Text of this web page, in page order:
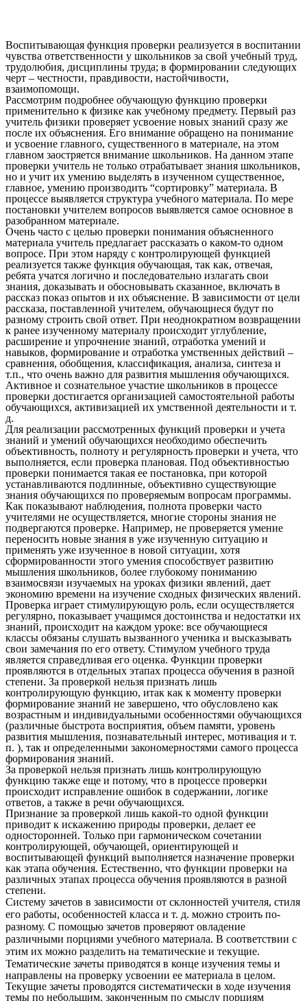
Воспитывающая функция проверки реализуется в воспитании
чувства ответственности у школьников за свой учебный труд,
трудолюбия, дисциплины труда; в формировании следующих
черт – честности, правдивости, настойчивости,
взаимопомощи.
Рассмотрим подробнее обучающую функцию проверки
применительно к физике как учебному предмету. Первый раз
учитель физики проверяет усвоение новых знаний сразу же
после их объяснения. Его внимание обращено на понимание
и усвоение главного, существенного в материале, на этом
главном заостряется внимание школьников. На данном этапе
проверки учитель не только отрабатывает знания школьников,
но и учит их умению выделять в изученном существенное,
главное, умению производить “сортировку” материала. В
процессе выявляется структура учебного материала. По мере
постановки учителем вопросов выявляется самое основное в
разобранном материале.
Очень часто с целью проверки понимания объясненного
материала учитель предлагает рассказать о каком-то одном
вопросе. При этом наряду с контролирующей функцией
реализуется также функция обучающая, так как, отвечая,
ребята учатся логично и последовательно излагать свои
знания, доказывать и обосновывать сказанное, включать в
рассказ показ опытов и их объяснение. В зависимости от цели
рассказа, поставленной учителем, обучающиеся будут по
разному строить свой ответ. При неоднократном возвращении
к ранее изученному материалу происходит углубление,
расширение и упрочнение знаний, отработка умений и
навыков, формирование и отработка умственных действий –
сравнения, обобщения, классификация, анализа, синтеза и
т.п., что очень важно для развития мышления обучающихся.
Активное и сознательное участие школьников в процессе
проверки достигается организацией самостоятельной работы
обучающихся, активизацией их умственной деятельности и т.
д.
Для реализации рассмотренных функций проверки и учета
знаний и умений обучающихся необходимо обеспечить
объективность, полноту и регулярность проверки и учета, что
выполняется, если проверка плановая. Под объективностью
проверки понимается такая ее постановка, при которой
устанавливаются подлинные, объективно существующие
знания обучающихся по проверяемым вопросам программы.
Как показывают наблюдения, полнота проверки часто
учителями не осуществляется, многие стороны знания не
подвергаются проверке. Например, не проверяется умение
переносить новые знания в уже изученную ситуацию и
применять уже изученное в новой ситуации, хотя
сформированности этого умения способствует развитию
мышления школьников, более глубокому пониманию
взаимосвязи изучаемых на уроках физики явлений, дает
экономию времени на изучение сходных физических явлений.
Проверка играет стимулирующую роль, если осуществляется
регулярно, показывает учащимся достоинства и недостатки их
знаний, происходит на каждом уроке: все обучающиеся
классы обязаны слушать вызванного ученика и высказывать
свои замечания по его ответу. Стимулом учебного труда
является справедливая его оценка. Функции проверки
проявляются в отдельных этапах процесса обучения в разной
степени. За проверкой нельзя признать лишь
контролирующую функцию, итак как к моменту проверки
формирование знаний не завершено, что обусловлено как
возрастным и индивидуальными особенностями обучающихся
(различные быстрота восприятия, объем памяти, уровень
развития мышления, познавательный интерес, мотивация и т.
п. ), так и определенными закономерностями самого процесса
формирования знаний.
За проверкой нельзя признать лишь контролирующую
функцию также еще и потому, что в процессе проверки
происходит исправление ошибок в содержании, логике
ответов, а также в речи обучающихся.
Признание за проверкой лишь какой-то одной функции
приводит к искажению природы проверки, делает ее
односторонней. Только при гармоническом сочетании
контролирующей, обучающей, ориентирующей и
воспитывающей функций выполняется назначение проверки
как этапа обучения. Естественно, что функции проверки на
различных этапах процесса обучения проявляются в разной
степени.
Систему зачетов в зависимости от склонностей учителя, стиля
его работы, особенностей класса и т. д. можно строить по-
разному. С помощью зачетов проверяют овладение
различными порциями учебного материала. В соответствии с
этим их можно разделить на тематические и текущие.
Тематические зачеты приводятся в конце изучения темы и
направлены на проверку усвоении ее материала в целом.
Текущие зачеты проводятся систематически в ходе изучения
темы по небольшим, законченным по смыслу порциям